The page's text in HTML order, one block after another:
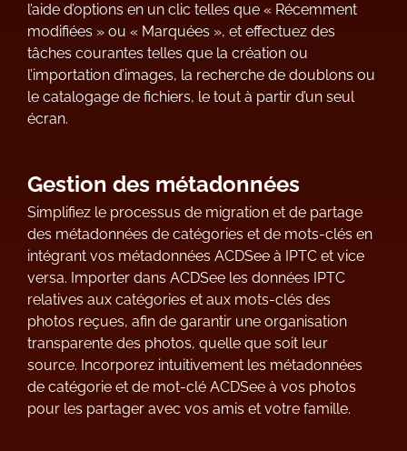
l’aide d’options en un clic telles que « Récemment
modifiées » ou « Marquées », et effectuez des
tâches courantes telles que la création ou
l’importation d’images, la recherche de doublons ou
le catalogage de fichiers, le tout à partir d’un seul
écran.
Gestion des métadonnées
Simplifiez le processus de migration et de partage
des métadonnées de catégories et de mots-clés en
intégrant vos métadonnées ACDSee à IPTC et vice
versa. Importer dans ACDSee les données IPTC
relatives aux catégories et aux mots-clés des
photos reçues, afin de garantir une organisation
transparente des photos, quelle que soit leur
source. Incorporez intuitivement les métadonnées
de catégorie et de mot-clé ACDSee à vos photos
pour les partager avec vos amis et votre famille.